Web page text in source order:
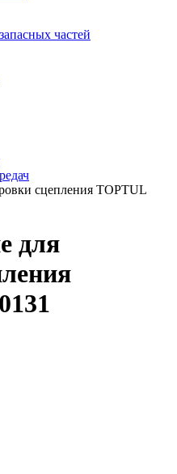
сцепления TOPTUL
для